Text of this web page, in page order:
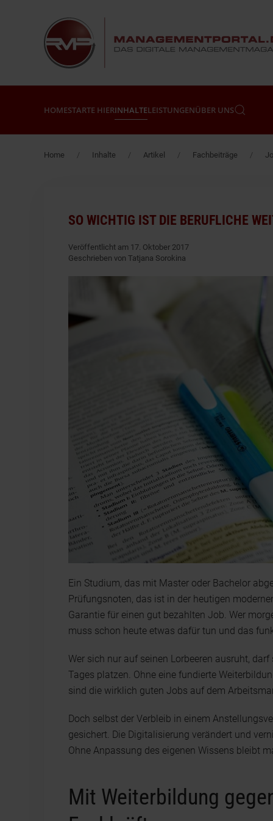
Zum Hauptinhalt springen
HOMESTARTE HIERINHALTELEISTUNGENÜBER UNS
Home Inhalte Artikel Fachbeiträge
SO WICHTIG IST DIE BERUFLICHE
Veröffentlicht am 17. Oktober 2017
Geschrieben von Tatjana Sorokina
Ein Studium, das mit Master oder Bachelor
Prüfungsnoten, das ist in der heutigen
Garantie für einen gut bezahlten Job. Wer
muss schon heute etwas dafür tun und das
Wer sich nur auf seinen Lorbeeren ausruht,
Tages platzen. Ohne eine fundierte
sind die wirklich guten Jobs auf dem
Doch selbst der Verbleib in einem
gesichert. Die Digitalisierung verändert und
Ohne Anpassung des eigenen Wissens bleibt
Mit Weiterbildung